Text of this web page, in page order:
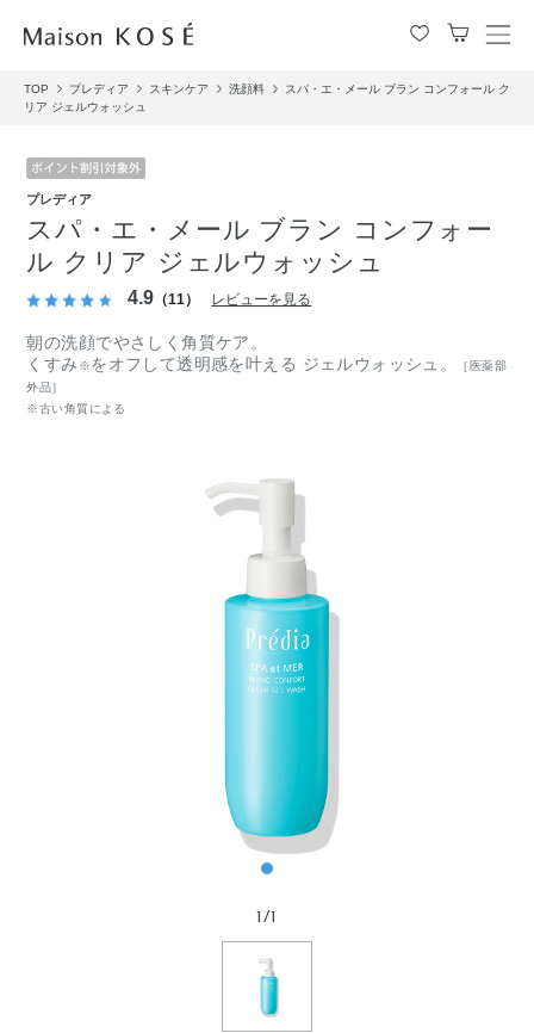
メ
ュ
TOP プレディア スキンケア 洗顔料
スパ・エ・メール ブラン コンフォール ク
リア ジェルウォッシュ
プレディア
スパ・エ・メール ブラン コンフォー
ル クリア ジェルウォッシュ
4.9 （11） レビューを見る
朝の洗顔でやさしく角質ケア。
くすみ ※をオフして透明感を叶える ジェルウォッシュ。
［医薬部
外品］
※古い角質による
1 /1